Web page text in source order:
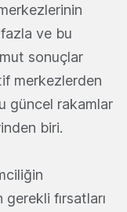
fazla ve bu
sonuçlar
merkezlerden
güncel rakamlar
biri.
fırsatları